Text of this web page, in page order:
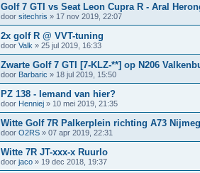
Golf 7 GTI vs Seat Leon Cupra R - Aral
door sitechris » 17 nov 2019, 22:07
2x golf R @ VVT-tuning
door Valk » 25 jul 2019, 16:33
Zwarte Golf 7 GTI [7-KLZ-**] op N206
door Barbaric » 18 jul 2019, 15:50
PZ 138 - Iemand van hier?
door Henniej » 10 mei 2019, 21:35
Witte Golf 7R Palkerplein richting A73
door O2RS » 07 apr 2019, 22:31
Witte 7R JT-xxx-x Ruurlo
door jaco » 19 dec 2018, 19:37